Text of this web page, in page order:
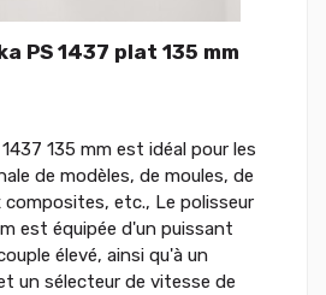
PS 1437 plat 135 mm
135 mm est idéal pour les
de modèles, de moules, de
composites, etc., Le polisseur
est équipée d'un puissant
élevé, ainsi qu'à un
un sélecteur de vitesse de